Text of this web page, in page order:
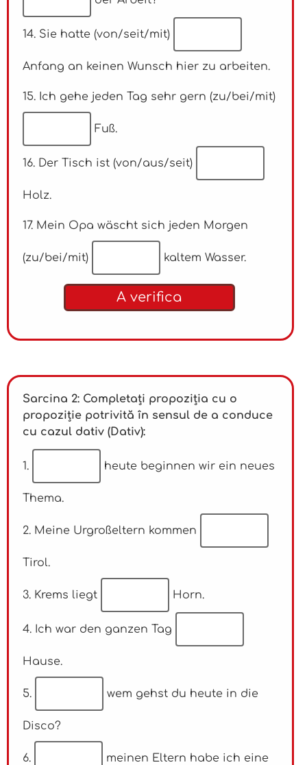
14. Sie hatte (von/seit/mit)
Anfang an keinen Wunsch hier zu arbeiten.
15. Ich gehe jeden Tag sehr gern (zu/bei/mit)
Fuß.
16. Der Tisch ist (von/aus/seit)
Holz.
17. Mein Opa wäscht sich jeden Morgen
(zu/bei/mit) kaltem Wasser.
A verifica
Sarcina 2: Completați propoziția cu o
propoziție potrivită în sensul de a conduce
cu cazul dativ (Dativ):
1. heute beginnen wir ein neues
Thema.
2. Meine Urgroßeltern kommen
Tirol.
3. Krems liegt Horn.
4. Ich war den ganzen Tag
Hause.
5. wem gehst du heute in die
Disco?
6. meinen Eltern habe ich eine